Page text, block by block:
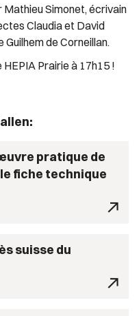
Mathieu Simonet, écrivain
Claudia et David
de Corneillan.
HEPIA Prairie à 17h15 !
pratique de
fiche technique
suisse du